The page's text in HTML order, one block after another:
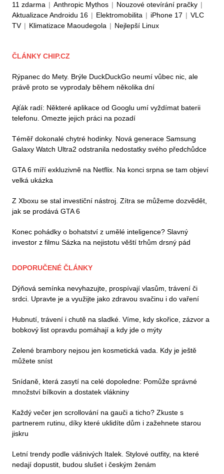
11 zdarma | Anthropic Mythos | Nouzové otevírání pračky |
Aktualizace Androidu 16 | Elektromobilita | iPhone 17 | VLC
TV | Klimatizace Maoudegola | Nejlepší Linux
ČLÁNKY CHIP.CZ
Rýpanec do Mety. Brýle DuckDuckGo neumí vůbec nic, ale
právě proto se vyprodaly během několika dní
Ajťák radí: Některé aplikace od Googlu umí vyždímat baterii
telefonu. Omezte jejich práci na pozadí
Téměř dokonalé chytré hodinky. Nová generace Samsung
Galaxy Watch Ultra2 odstranila nedostatky svého předchůdce
GTA 6 míří exkluzivně na Netflix. Na konci srpna se tam objeví
velká ukázka
Z Xboxu se stal investiční nástroj. Zítra se můžeme dozvědět,
jak se prodává GTA 6
Konec pohádky o bohatství z umělé inteligence? Slavný
investor z filmu Sázka na nejistotu věští trhům drsný pád
DOPORUČENÉ ČLÁNKY
Dýňová semínka nevyhazujte, prospívají vlasům, trávení či
srdci. Upravte je a využijte jako zdravou svačinu i do vaření
Hubnutí, trávení i chutě na sladké. Víme, kdy skořice, zázvor a
bobkový list opravdu pomáhají a kdy jde o mýty
Zelené brambory nejsou jen kosmetická vada. Kdy je ještě
můžete sníst
Snídaně, která zasytí na celé dopoledne: Pomůže správné
množství bílkovin a dostatek vlákniny
Každý večer jen scrollování na gauči a ticho? Zkuste s
partnerem rutinu, díky které uklidíte dům i zažehnete starou
jiskru
Letní trendy podle vášnivých Italek. Stylové outfity, na které
nedají dopustit, budou slušet i českým ženám